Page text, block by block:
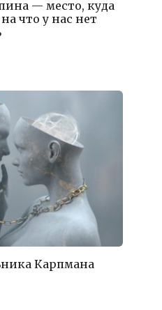
— место, куда
что у нас нет
Карпмана